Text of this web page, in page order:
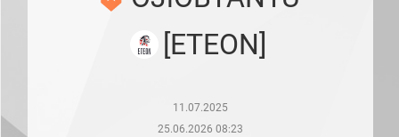
игроков
[ETEON]
11.07.2025
25.06.2026 08:23